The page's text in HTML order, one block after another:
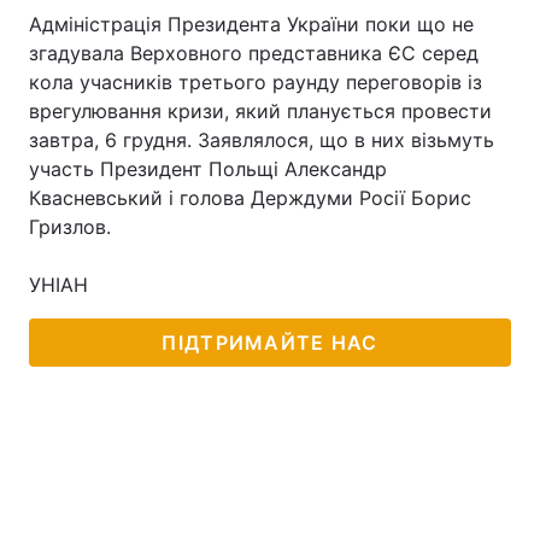
Головна Війна
Економіка
Спорт
Техно і зв'язок Лайт
Адміністрація Президента України поки що не
згадувала Верховного представника ЄС серед
кола учасників третього раунду переговорів із
врегулювання кризи, який планується провести
завтра, 6 грудня. Заявлялося, що в них візьмуть
участь Президент Польщі Александр
Квасневський і голова Держдуми Росії Борис
Гризлов.
УНІАН
ПІДТРИМАЙТЕ НАС